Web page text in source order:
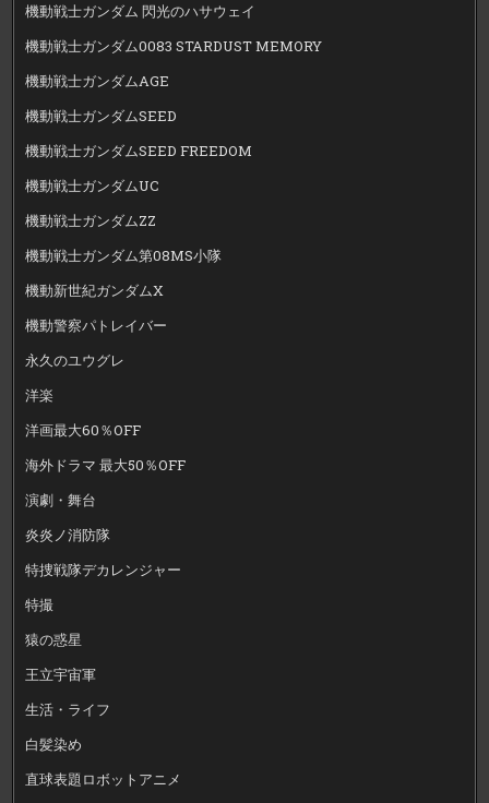
機動戦士ガンダム 閃光のハサウェイ
機動戦士ガンダム0083 STARDUST MEMORY
機動戦士ガンダムAGE
機動戦士ガンダムSEED
機動戦士ガンダムSEED FREEDOM
機動戦士ガンダムUC
機動戦士ガンダムZZ
機動戦士ガンダム第08MS小隊
機動新世紀ガンダムX
機動警察パトレイバー
永久のユウグレ
洋楽
洋画最大60％OFF
海外ドラマ 最大50％OFF
演劇・舞台
炎炎ノ消防隊
特捜戦隊デカレンジャー
特撮
猿の惑星
王立宇宙軍
生活・ライフ
白髪染め
直球表題ロボットアニメ